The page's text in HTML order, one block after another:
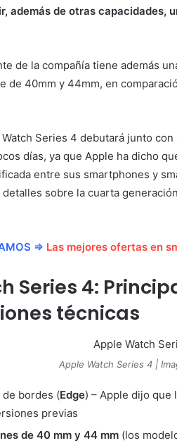
además de otras capacidades,
de la compañía tiene además
de 40mm y 44mm, en
Series 4 debutará junto
días, ya que Apple ha dicho
entre sus smartphones y
sobre la cuarta
⇒ Las mejores ofertas en
Series 4:
técnicas
Apple Watch Series 4 |
de bordes (Edge) – Apple dijo que
previas
de 40 mm y 44 mm (los